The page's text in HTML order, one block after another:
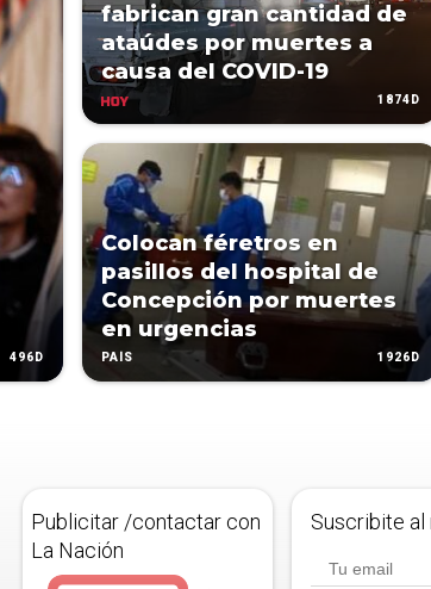
496D
fabrican gran cantidad de
ataúdes por muertes a
causa del COVID-19
1874D
Colocan féretros en
pasillos del hospital de
Concepción por muertes
en urgencias
PAÍS 1926D
Publicitar /contactar con
La Nación
Suscribite al